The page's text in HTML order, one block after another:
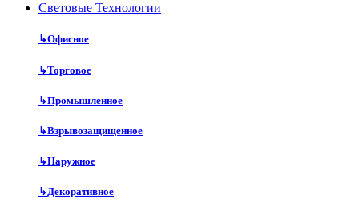
Световые Технологии
↳Офисное
↳Торговое
↳Промышленное
↳Взрывозащищенное
↳Наружное
↳Декоративное